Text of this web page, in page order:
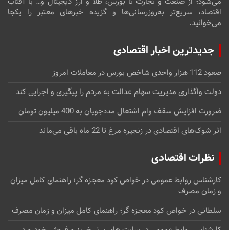
اقتصاد، سریع‌تر به‌روزرسانی‌ها و گزیده خبرهای معتبر را یکجا
می‌خوانید.
جدیدترین اخبار اقتصادی
صعود 112 هزار واحدی شاخص بورس در معاملات امروز
دولت واگذاری مدیریت سهام عدالت به مردم را پیگیری و اجرایی کند
ضرورت افزایش سقف وام اشتغال مددجویان به 400 میلیون تومان
اثر شوک‌های اقتصادی در زنجیره مرغ تا 22 ماه باقی می‌ماند
نظرات اقتصادی
کارشناس روابط عمومیدرخواص کود معجزه گر؛ راهنمای کامل میزان
و زمان مصرف
سلطانیدرخواص کود معجزه گر؛ راهنمای کامل میزان و زمان مصرف